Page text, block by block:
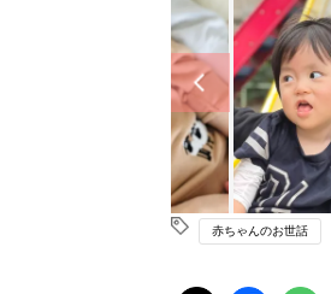
赤ちゃんのお世話